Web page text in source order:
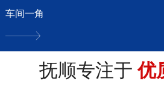
车间一角
抚顺专注于优